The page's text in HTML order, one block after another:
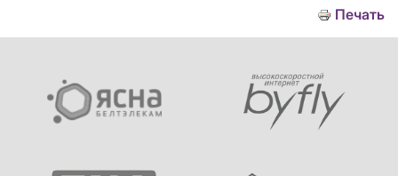
Печать